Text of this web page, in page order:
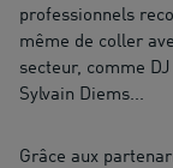
professionnels
même de coller
secteur, comme
Sylvain Diems...
Grâce aux